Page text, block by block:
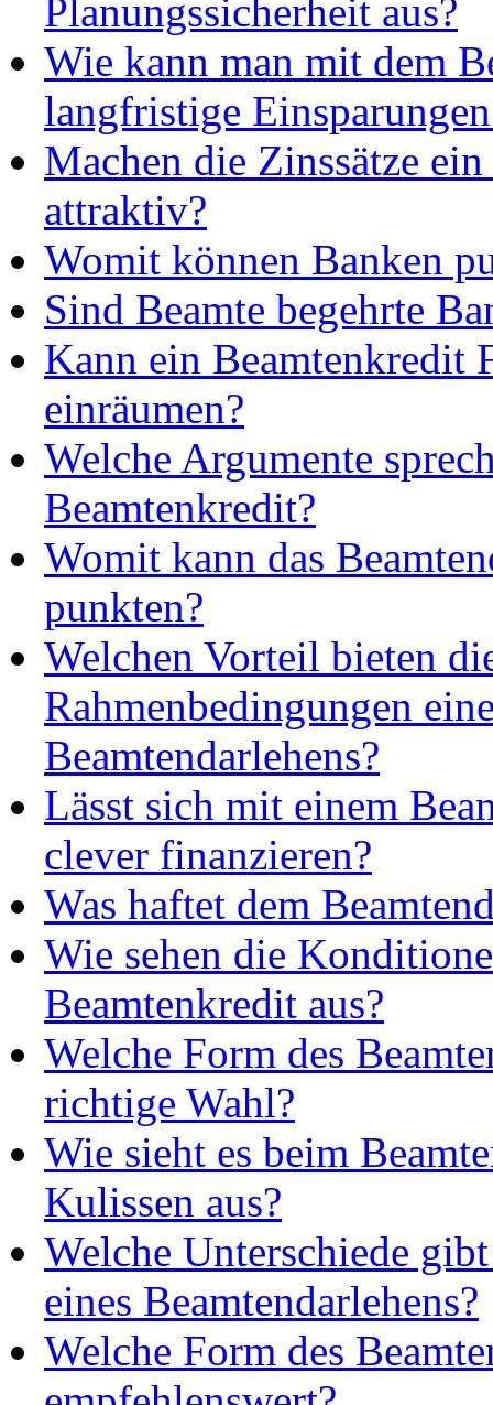
Planungssicherheit aus?
Wie kann man mit dem
langfristige
Machen die Zinssätze
attraktiv?
Womit können Banken
Sind Beamte begehrte
Kann ein Beamtenkredit
einräumen?
Welche Argumente
Beamtenkredit?
Womit kann das
punkten?
Welchen Vorteil bieten
Rahmenbedingungen
Beamtendarlehens?
Lässt sich mit einem
clever finanzieren?
Was haftet dem
Wie sehen die
Beamtenkredit aus?
Welche Form des
richtige Wahl?
Wie sieht es beim
Kulissen aus?
Welche Unterschiede
eines Beamtendarlehens?
Welche Form des